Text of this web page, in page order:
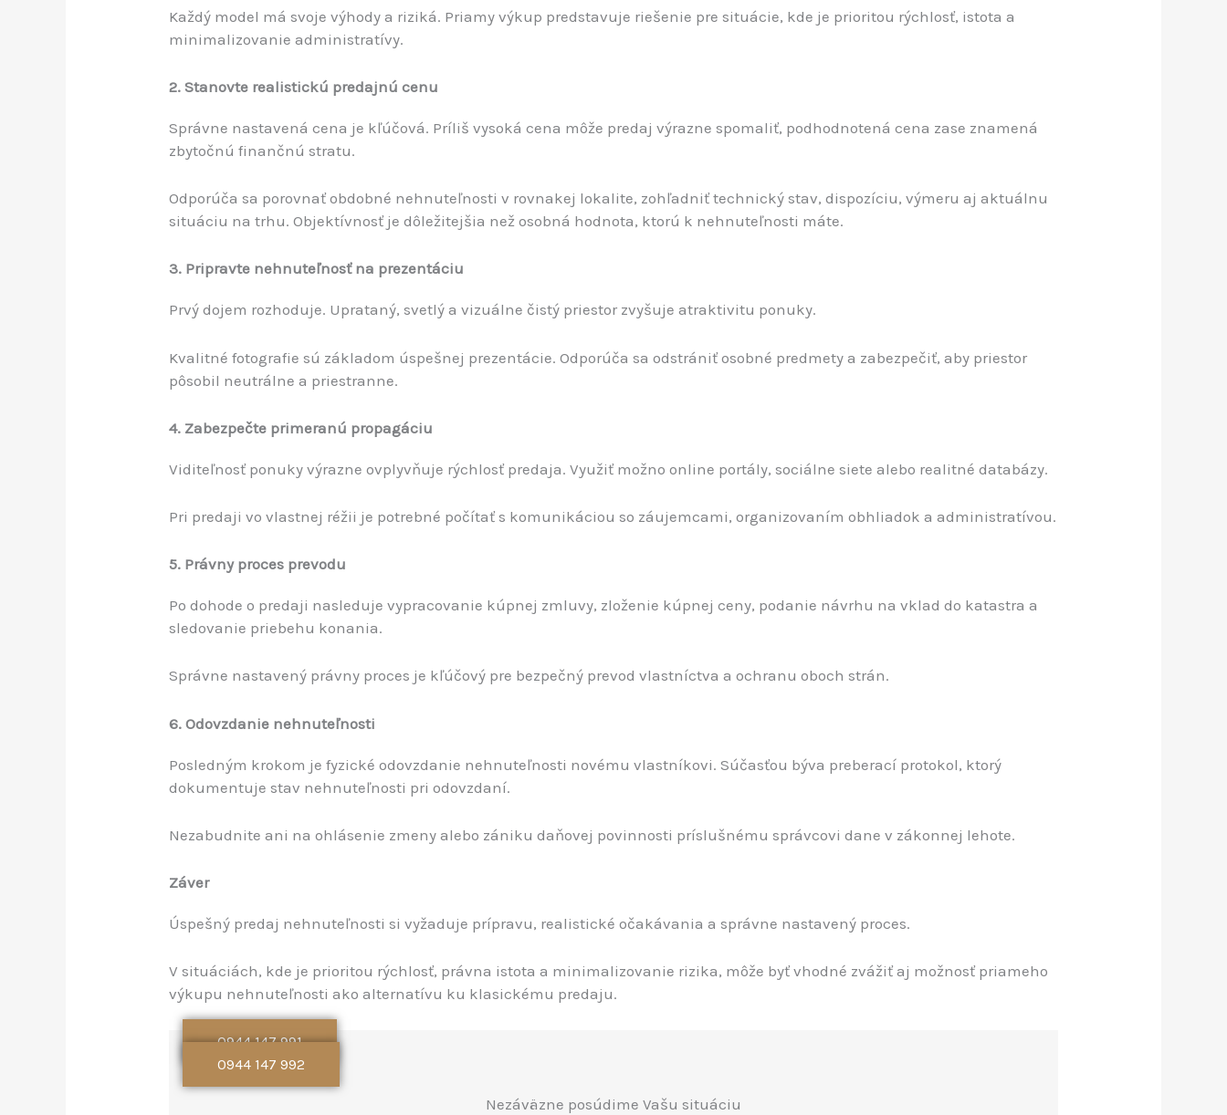
Každý model má svoje výhody a riziká. Priamy výkup predstavuje riešenie pre situácie, kde je prioritou rýchlosť, istota a
minimalizovanie administratívy.
2. Stanovte realistickú predajnú cenu
Správne nastavená cena je kľúčová. Príliš vysoká cena môže predaj výrazne spomaliť, podhodnotená cena zase znamená
zbytočnú finančnú stratu.
Odporúča sa porovnať obdobné nehnuteľnosti v rovnakej lokalite, zohľadniť technický stav, dispozíciu, výmeru aj aktuálnu
situáciu na trhu. Objektívnosť je dôležitejšia než osobná hodnota, ktorú k nehnuteľnosti máte.
3. Pripravte nehnuteľnosť na prezentáciu
Prvý dojem rozhoduje. Uprataný, svetlý a vizuálne čistý priestor zvyšuje atraktivitu ponuky.
Kvalitné fotografie sú základom úspešnej prezentácie. Odporúča sa odstrániť osobné predmety a zabezpečiť, aby priestor
pôsobil neutrálne a priestranne.
4. Zabezpečte primeranú propagáciu
Viditeľnosť ponuky výrazne ovplyvňuje rýchlosť predaja. Využiť možno online portály, sociálne siete alebo realitné databázy.
Pri predaji vo vlastnej réžii je potrebné počítať s komunikáciou so záujemcami, organizovaním obhliadok a administratívou.
5. Právny proces prevodu
Po dohode o predaji nasleduje vypracovanie kúpnej zmluvy, zloženie kúpnej ceny, podanie návrhu na vklad do katastra a
sledovanie priebehu konania.
Správne nastavený právny proces je kľúčový pre bezpečný prevod vlastníctva a ochranu oboch strán.
6. Odovzdanie nehnuteľnosti
Posledným krokom je fyzické odovzdanie nehnuteľnosti novému vlastníkovi. Súčasťou býva preberací protokol, ktorý
dokumentuje stav nehnuteľnosti pri odovzdaní.
Nezabudnite ani na ohlásenie zmeny alebo zániku daňovej povinnosti príslušnému správcovi dane v zákonnej lehote.
Záver
Úspešný predaj nehnuteľnosti si vyžaduje prípravu, realistické očakávania a správne nastavený proces.
V situáciách, kde je prioritou rýchlosť, právna istota a minimalizovanie rizika, môže byť vhodné zvážiť aj možnosť priameho
výkupu nehnuteľnosti ako alternatívu ku klasickému predaju.
0944 147 991
0944 147 992
Nezáväzne posúdime Vašu situáciu